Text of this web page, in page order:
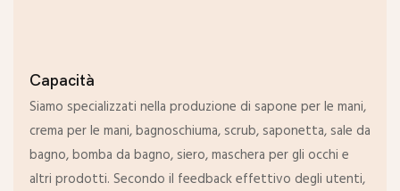
Capacità
Siamo specializzati nella produzione di sapone per le mani,
crema per le mani, bagnoschiuma, scrub, saponetta, sale da
bagno, bomba da bagno, siero, maschera per gli occhi e
altri prodotti. Secondo il feedback effettivo degli utenti,